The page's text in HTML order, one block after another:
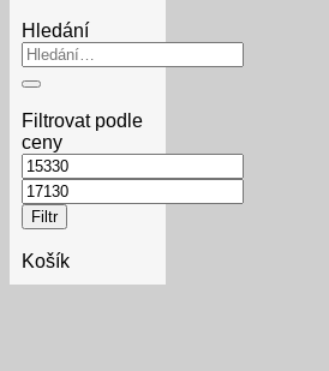
Hledání
Hledat:
Filtrovat podle
ceny
Minimální
cena
Maximální
cena
Filtr
Košík